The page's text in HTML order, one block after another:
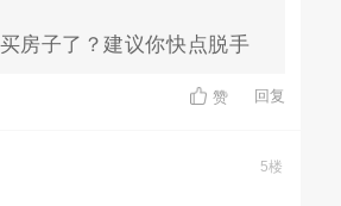
房子了？建议你快点脱手
赞 回复
5楼